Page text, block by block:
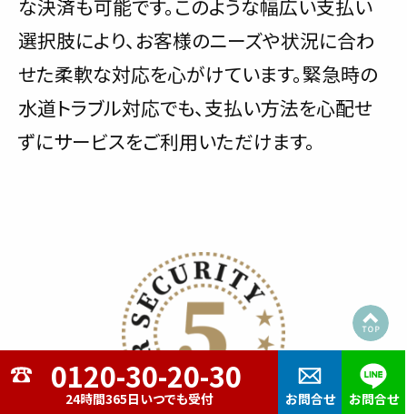
24時間365日いつでも受付 お問合せ お問合せ
な決済も可能です。このような幅広い支払い
選択肢により、お客様のニーズや状況に合わ
せた柔軟な対応を心がけています。緊急時の
水道トラブル対応でも、支払い方法を心配せ
ずにサービスをご利用いただけます。